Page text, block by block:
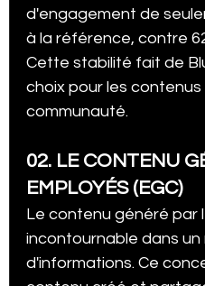
d'engagement de
à la référence, contre
Cette stabilité fait de
choix pour les
communauté.
02. LE CONTENU
EMPLOYÉS (EGC)
Le contenu généré par
incontournable dans
d'informations. Ce